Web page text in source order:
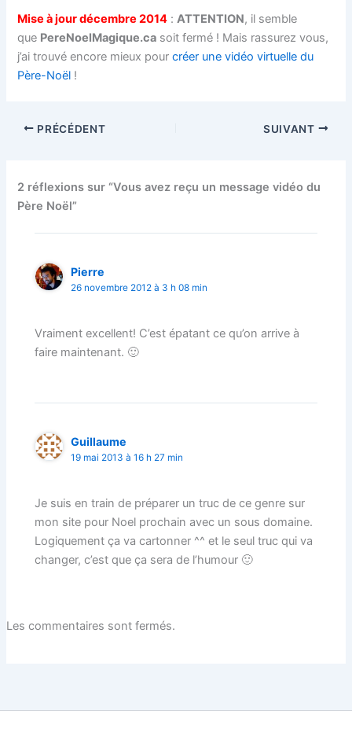
Mise à jour décembre 2014 : ATTENTION, il semble
que PereNoelMagique.ca soit fermé ! Mais rassurez vous,
j’ai trouvé encore mieux pourcréer une vidéo virtuelle du
Père-Noël !
PRÉCÉDENT SUIVANT
2 réflexions sur “Vous avez reçu un message vidéo du
Père Noël”
Pierre
26 novembre 2012 à 3 h 08 min
Vraiment excellent! C’est épatant ce qu’on arrive à
faire maintenant. 🙂
Guillaume
19 mai 2013 à 16 h 27 min
Je suis en train de préparer un truc de ce genre sur
mon site pour Noel prochain avec un sous domaine.
Logiquement ça va cartonner ^^ et le seul truc qui va
changer, c’est que ça sera de l’humour 🙂
Les commentaires sont fermés.